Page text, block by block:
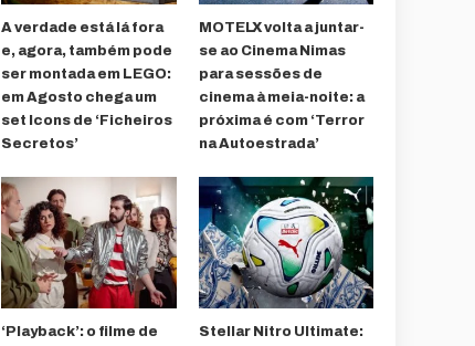
A verdade está lá fora
e, agora, também pode
ser montada em LEGO:
em Agosto chega um
set Icons de ‘Ficheiros
Secretos’
MOTELX volta a juntar-
se ao Cinema Nimas
para sessões de
cinema à meia-noite: a
próxima é com ‘Terror
na Autoestrada’
‘Playback’: o filme de
Stellar Nitro Ultimate: